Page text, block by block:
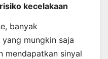
kecelakaan
banyak
mungkin saja
mendapatkan sinyal